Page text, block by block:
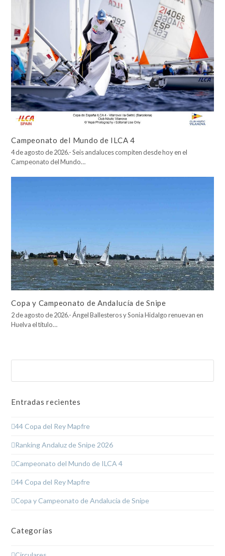
Campeonato del Mundo de ILCA 4
4 de agosto de 2026.- Seis andaluces compiten desde hoy en el
Campeonato del Mundo…
Copa y Campeonato de Andalucía de Snipe
2 de agosto de 2026.- Ángel Ballesteros y Sonia Hidalgo renuevan en
Huelva el título…
Entradas recientes
44 Copa del Rey Mapfre
Ranking Andaluz de Snipe 2026
Campeonato del Mundo de ILCA 4
44 Copa del Rey Mapfre
Copa y Campeonato de Andalucía de Snipe
Categorías